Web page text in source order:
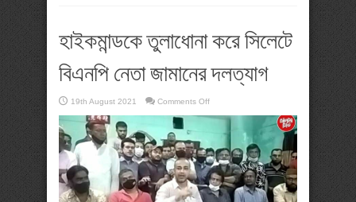
হাইকমান্ডকে তুলাধোনা করে সিলেটে
বিএনপি নেতা জামানের দলত্যাগ
19th August 2021 Comments Offon
তুলাধোনা
বিএনপি
নেতা
জামানের
দলত্যাগ